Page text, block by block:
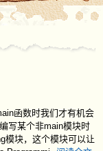
函数时我们才有机会
写某个非main模块时
模块，这个模块可以让